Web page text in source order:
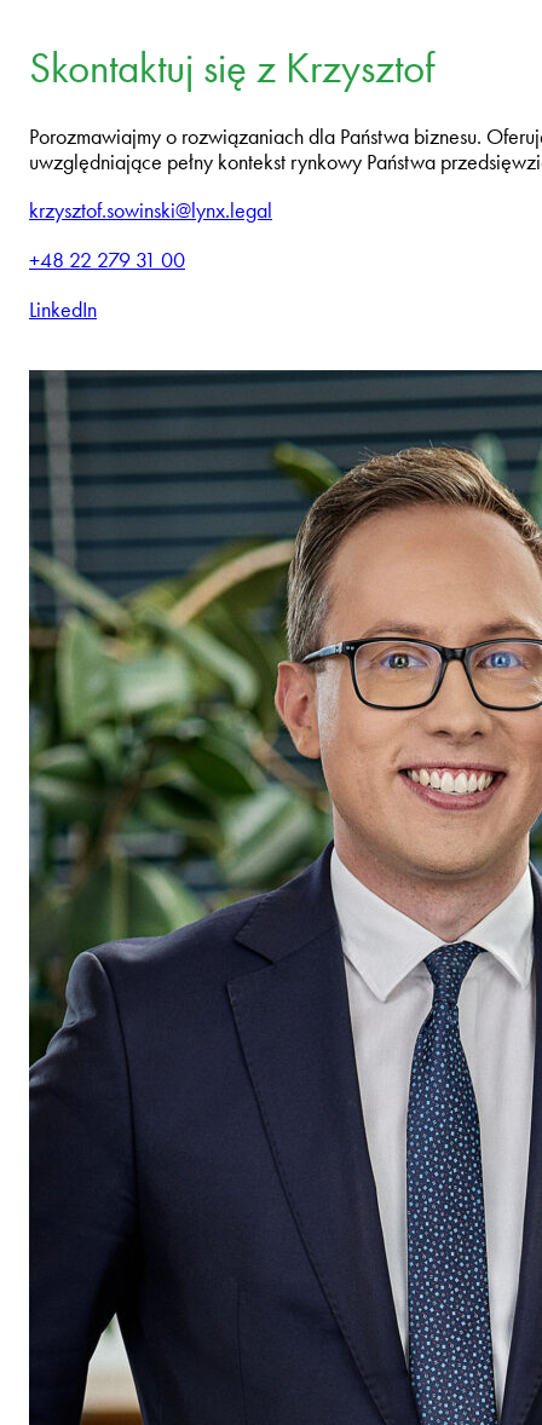
Skontaktuj się z Krzysztof
Porozmawiajmy o rozwiązaniach dla Państwa biznesu.
uwzględniające pełny kontekst rynkowy Państwa
krzysztof.sowinski@lynx.legal
+48 22 279 31 00
LinkedIn